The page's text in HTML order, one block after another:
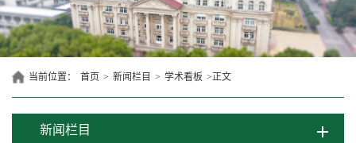
当前位置： 首页 > 新闻栏目 > 学术看板 >正文
新闻栏目